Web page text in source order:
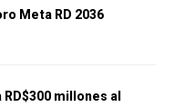
Meta RD 2036
millones al